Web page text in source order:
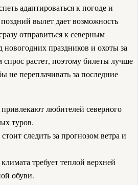
адаптироваться к погоде и
вылет дает возможность
отправиться к северным
праздников и охоты за
растет, поэтому билеты лучше
не переплачивать за последние
любителей северного
туров.
следить за прогнозом ветра и
требует теплой верхней
обуви.